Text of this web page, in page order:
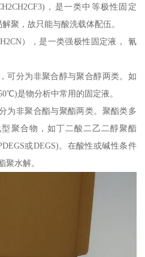
，是一类中等极性固定
聚，故只能与酸洗载体配伍。
），是一类强极性固定液， 氰
可分为非聚合醇与聚合醇两类。如
是物分析中常用的固定液。
为非聚合酯与聚酯两类。聚酯类多
聚合物，如丁二酸二乙二醇聚酯
或DEGS)。在酸性或碱性条件
水解。